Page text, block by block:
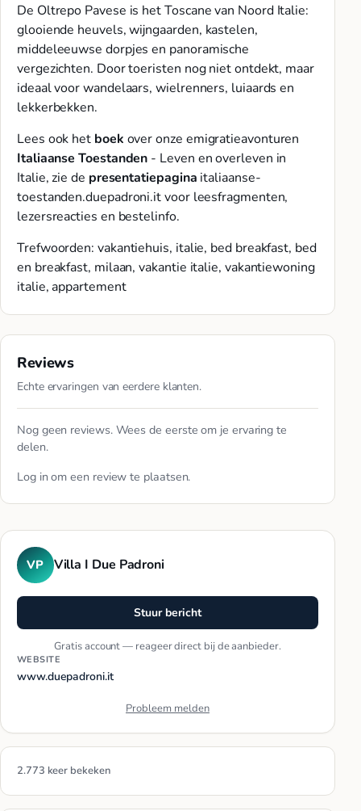
De Oltrepo Pavese is het Toscane van Noord Italie:
glooiende heuvels, wijngaarden, kastelen,
middeleeuwse dorpjes en panoramische
vergezichten. Door toeristen nog niet ontdekt, maar
ideaal voor wandelaars, wielrenners, luiaards en
lekkerbekken.
Lees ook het boek over onze emigratieavonturen
Italiaanse Toestanden - Leven en overleven in
Italie, zie de presentatiepagina italiaanse-
toestanden.duepadroni.it voor leesfragmenten,
lezersreacties en bestelinfo.
Trefwoorden: vakantiehuis, italie, bed breakfast, bed
en breakfast, milaan, vakantie italie, vakantiewoning
italie, appartement
Reviews
Echte ervaringen van eerdere klanten.
Nog geen reviews. Wees de eerste om je ervaring te
delen.
Log in om een review te plaatsen.
VP Villa I Due Padroni
Stuur bericht
Gratis account — reageer direct bij de aanbieder.
WEBSITE
www.duepadroni.it
Probleem melden
2.773 keer bekeken